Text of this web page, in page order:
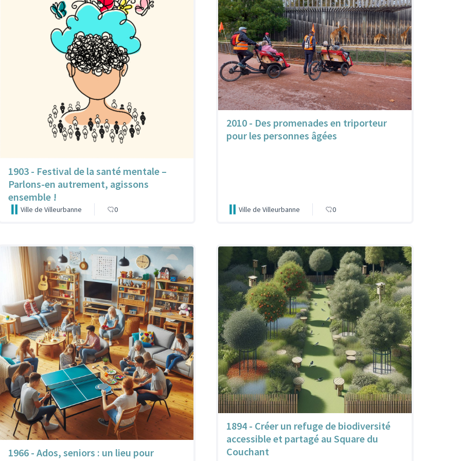
1903 - Festival de la santé mentale –
Parlons-en autrement, agissons
ensemble !
Ville de Villeurbanne 0
2010 - Des promenades en triporteur
pour les personnes âgées
Ville de Villeurbanne 0
1966 - Ados, seniors : un lieu pour
1894 - Créer un refuge de biodiversité
accessible et partagé au Square du
Couchant